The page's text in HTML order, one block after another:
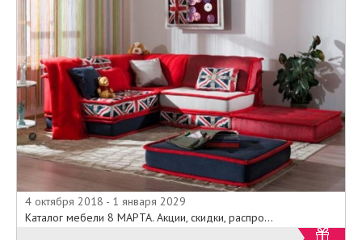
4 октября 2018 - 1 января 2029
Каталог мебели 8 МАРТА. Акции, скидки, распро...